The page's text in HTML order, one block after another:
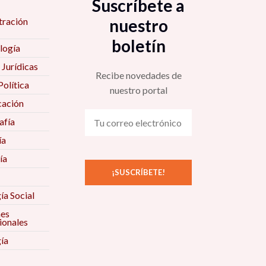
Social
Suscríbete a
nuestro
boletín
Recibe novedades de
nuestro portal